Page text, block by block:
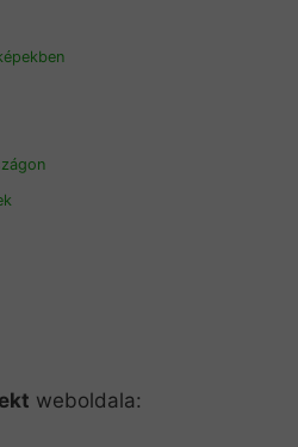
weboldala: